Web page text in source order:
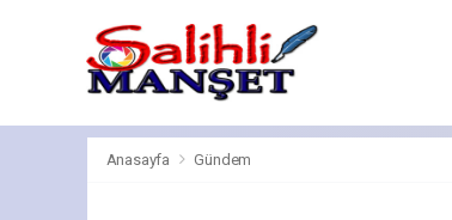
Anasayfa Gündem